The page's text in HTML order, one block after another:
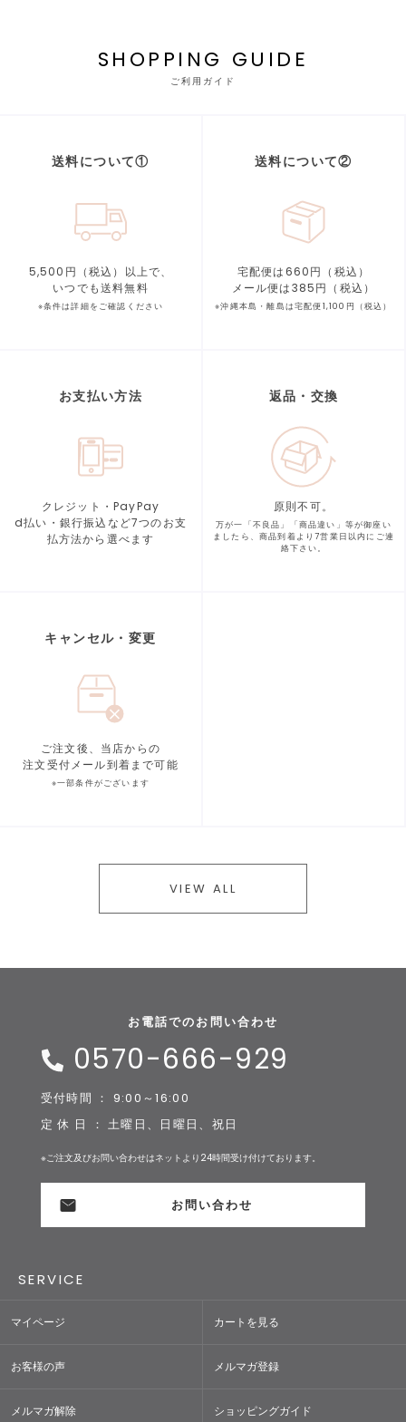
SHOPPING GUIDE
ご利用ガイド
送料について①
5,500円（税込）以上で、
いつでも送料無料
※条件は詳細をご確認ください
送料について②
宅配便は660円（税込）
メール便は385円（税込）
※沖縄本島・離島は宅配便1,100円（税込）
お支払い方法
クレジット・PayPay
d払い・銀行振込など7つのお支
払方法から選べます
返品・交換
原則不可。
万が一「不良品」「商品違い」等が御座い
ましたら、商品到着より7営業日以内にご連
絡下さい。
キャンセル・変更
ご注文後、当店からの
注文受付メール到着まで可能
※一部条件がございます
VIEW ALL
お電話でのお問い合わせ
0570-666-929
受付時間 ： 9:00～16:00
定 休 日 ： 土曜日、日曜日、祝日
※ご注文及びお問い合わせはネットより24時間受け付けております。
お問い合わせ
SERVICE
マイページ カートを見る
お客様の声 メルマガ登録
メルマガ解除 ショッピングガイド